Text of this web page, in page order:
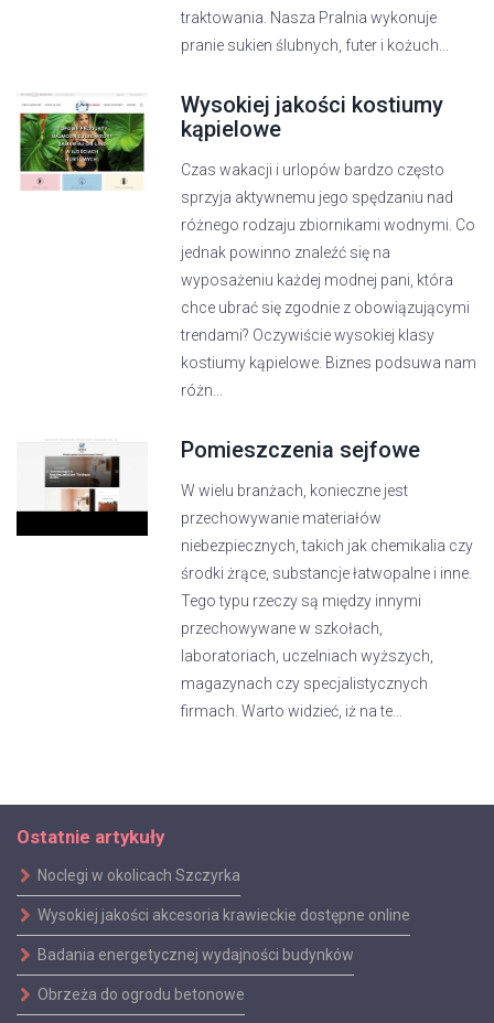
traktowania. Nasza Pralnia wykonuje
pranie sukien ślubnych, futer i kożuch...
Wysokiej jakości kostiumy
kąpielowe
Czas wakacji i urlopów bardzo często
sprzyja aktywnemu jego spędzaniu nad
różnego rodzaju zbiornikami wodnymi. Co
jednak powinno znaleźć się na
wyposażeniu każdej modnej pani, która
chce ubrać się zgodnie z obowiązującymi
trendami? Oczywiście wysokiej klasy
kostiumy kąpielowe. Biznes podsuwa nam
różn...
Pomieszczenia sejfowe
W wielu branżach, konieczne jest
przechowywanie materiałów
niebezpiecznych, takich jak chemikalia czy
środki żrące, substancje łatwopalne i inne.
Tego typu rzeczy są między innymi
przechowywane w szkołach,
laboratoriach, uczelniach wyższych,
magazynach czy specjalistycznych
firmach. Warto widzieć, iż na te...
Ostatnie artykuły
Noclegi w okolicach Szczyrka
Wysokiej jakości akcesoria krawieckie dostępne online
Badania energetycznej wydajności budynków
Obrzeża do ogrodu betonowe